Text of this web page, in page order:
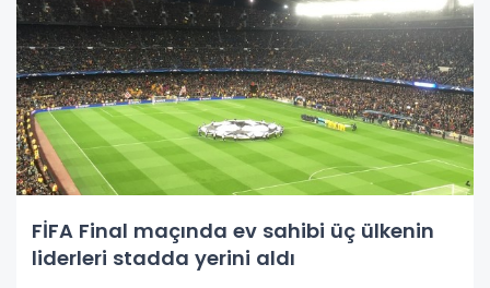
FİFA Final maçında ev sahibi üç ülkenin
liderleri stadda yerini aldı